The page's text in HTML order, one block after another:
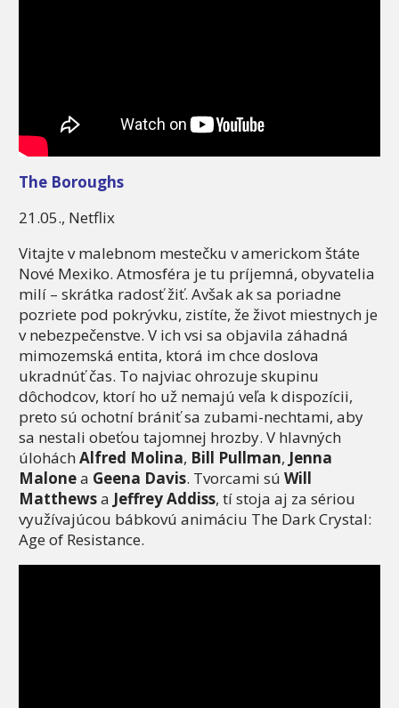
The Boroughs
21.05., Netflix
Vitajte v malebnom mestečku v americkom štáte
Nové Mexiko. Atmosféra je tu príjemná, obyvatelia
milí – skrátka radosť žiť. Avšak ak sa poriadne
pozriete pod pokrývku, zistíte, že život miestnych je
v nebezpečenstve. V ich vsi sa objavila záhadná
mimozemská entita, ktorá im chce doslova
ukradnúť čas. To najviac ohrozuje skupinu
dôchodcov, ktorí ho už nemajú veľa k dispozícii,
preto sú ochotní brániť sa zubami-nechtami, aby
sa nestali obeťou tajomnej hrozby. V hlavných
úlohách Alfred Molina, Bill Pullman, Jenna
Malonea Geena Davis. Tvorcami sú Will
Matthewsa Jeffrey Addiss, tí stoja aj za sériou
využívajúcou bábkovú animáciu The Dark Crystal:
Age of Resistance.